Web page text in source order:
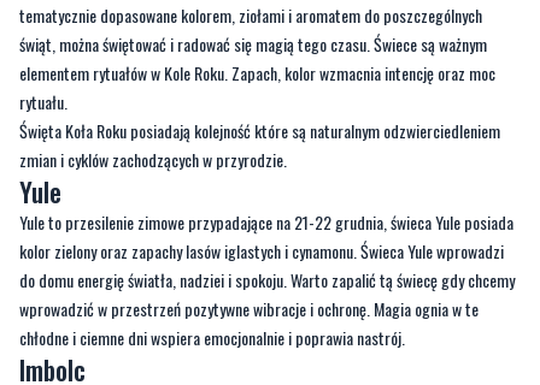
rytuału.
Święta Koła Roku posiadają kolejność które są naturalnym odzwierciedleniem
zmian i cyklów zachodzących w przyrodzie.
Yule
Yule to przesilenie zimowe przypadające na 21-22 grudnia, świeca Yule posiada
kolor zielony oraz zapachy lasów iglastych i cynamonu. Świeca Yule wprowadzi
do domu energię światła, nadziei i spokoju. Warto zapalić tą świecę gdy chcemy
wprowadzić w przestrzeń pozytywne wibracje i ochronę. Magia ognia w te
chłodne i ciemne dni wspiera emocjonalnie i poprawia nastrój.
Imbolc
Imbolc to święto przypadające na 1 lutego. Świeca Imbolc posiada kolor biały
oraz zapach mirry, kadzidła i cedru. Palenie świecy Imbolc należy palić na nowy
początek, wsparcie duchowe oraz przebudzenia wewnętrznej mocy. Święto